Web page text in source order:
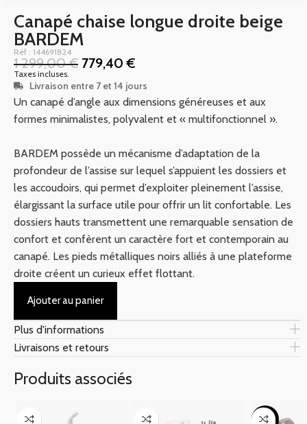
Canapé chaise longue droite beige
BARDEM
Réf : 144691824
1 299,00€ 779,40€
Taxes incluses.
Livraison entre 7 et 14 jours
Un canapé d’angle aux dimensions généreuses et aux
formes minimalistes, polyvalent et « multifonctionnel ».
BARDEM possède un mécanisme d’adaptation de la
profondeur de l’assise sur lequel s’appuient les dossiers et
les accoudoirs, qui permet d’exploiter pleinement l’assise,
élargissant la surface utile pour offrir un lit confortable. Les
dossiers hauts transmettent une remarquable sensation de
confort et confèrent un caractère fort et contemporain au
canapé. Les pieds métalliques noirs alliés à une plateforme
droite créent un curieux effet flottant.
Ajouter au panier
Plus d'informations
Livraisons et retours
Produits associés
-17%